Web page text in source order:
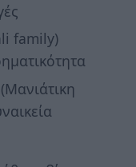
family)